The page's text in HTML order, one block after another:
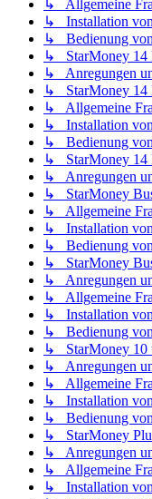
↳ Allgemeine
↳ Installation
↳ Bedienung
↳ StarMoney 14
↳ Anregungen
↳ StarMoney 14
↳ Allgemeine
↳ Installation
↳ Bedienung
↳ StarMoney 14
↳ Anregungen
↳ StarMoney
↳ Allgemeine
↳ Installation von
↳ Bedienung von
↳ StarMoney
↳ Anregungen
↳ Allgemeine
↳ Installation
↳ Bedienung
↳ StarMoney 10
↳ Anregungen
↳ Allgemeine
↳ Installation
↳ Bedienung
↳ StarMoney
↳ Anregungen
↳ Allgemeine
↳ Installation von